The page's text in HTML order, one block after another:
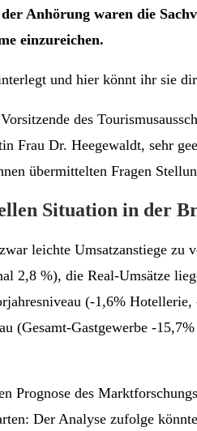
Anhörung waren die
einzureichen.
und hier könnt ihr sie
des
Frau Dr. Heegewaldt, sehr
übermittelten Fragen
Situation in der
leichte Umsatzanstiege zu
2,8 %), die Real-Umsätze
(-1,6%
(Gesamt-Gastgewerbe -
Prognose des
Der Analyse zufolge